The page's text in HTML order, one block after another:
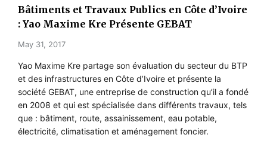
Bâtiments et Travaux Publics en Côte d’Ivoire
: Yao Maxime Kre Présente GEBAT
May 31, 2017
Yao Maxime Kre partage son évaluation du secteur du BTP
et des infrastructures en Côte d’Ivoire et présente la
société GEBAT, une entreprise de construction qu’il a fondé
en 2008 et qui est spécialisée dans différents travaux, tels
que : bâtiment, route, assainissement, eau potable,
électricité, climatisation et aménagement foncier.